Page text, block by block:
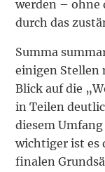
werden – ohne
durch das
Summa
einigen Stellen
Blick auf die
in Teilen
diesem
wichtiger ist es
finalen